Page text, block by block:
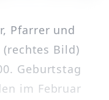
Pfarrer und
Bild)
Geburtstag
im Februar